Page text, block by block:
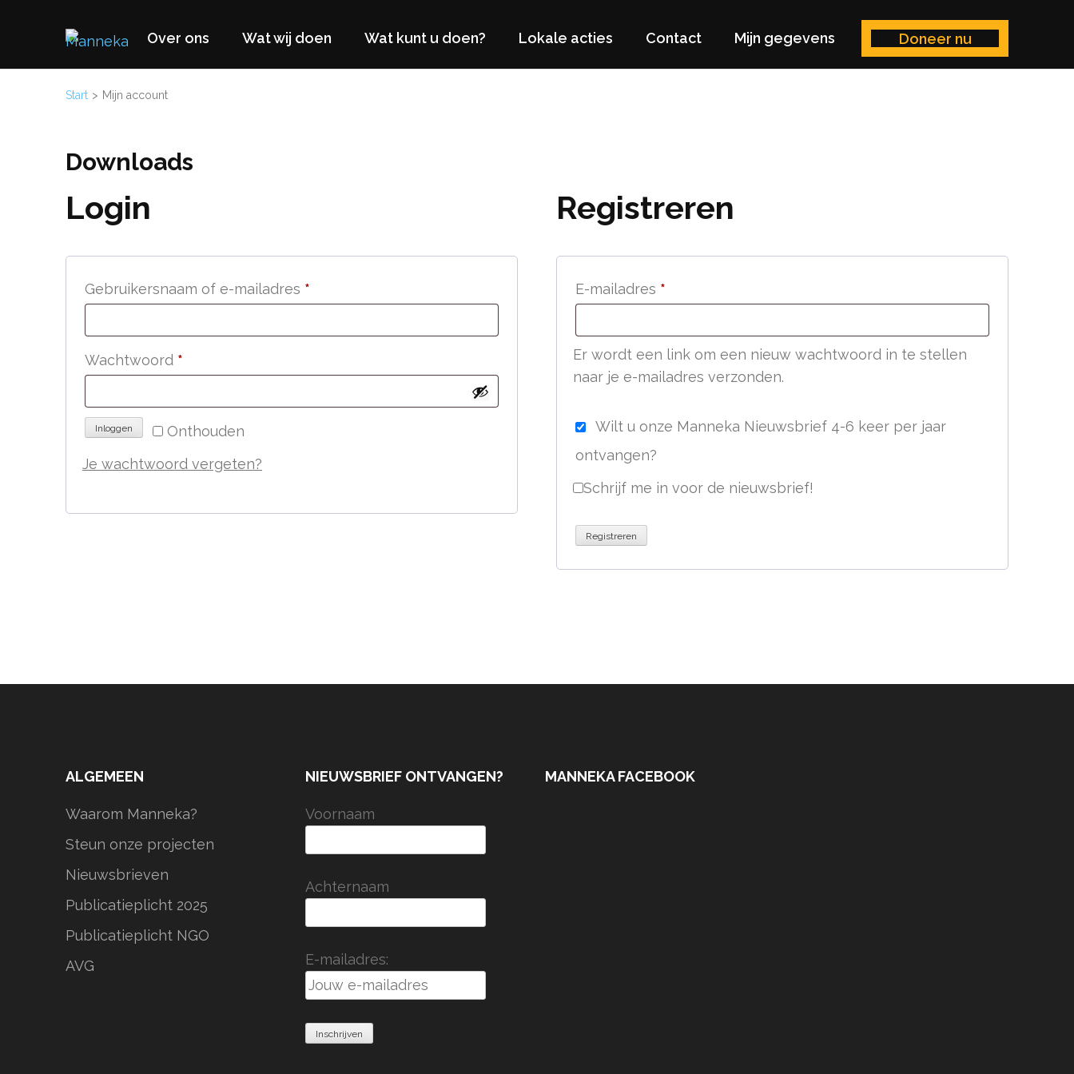
Manneka
WASH Education – Liberia, West Africa
Over ons Wat wij doen Wat kunt u doen? Lokale acties Contact Mijn gegevens Doneer nu
Start > Mijn account
Downloads
Login
Gebruikersnaam of e-mailadres *
Wachtwoord *
Onthouden
Inloggen
Je wachtwoord vergeten?
Registreren
E-mailadres *Vereist
Er wordt een link om een nieuw wachtwoord in te stellen
naar je e-mailadres verzonden.
Wilt u onze Manneka Nieuwsbrief 4-6 keer per jaar
ontvangen?
Schrijf me in voor de nieuwsbrief!
Registreren
ALGEMEEN
Waarom Manneka?
Steun onze projecten
Nieuwsbrieven
Publicatieplicht 2025
Publicatieplicht NGO
AVG
NIEUWSBRIEF ONTVANGEN?
Voornaam
Achternaam
E-mailadres:
MANNEKA FACEBOOK